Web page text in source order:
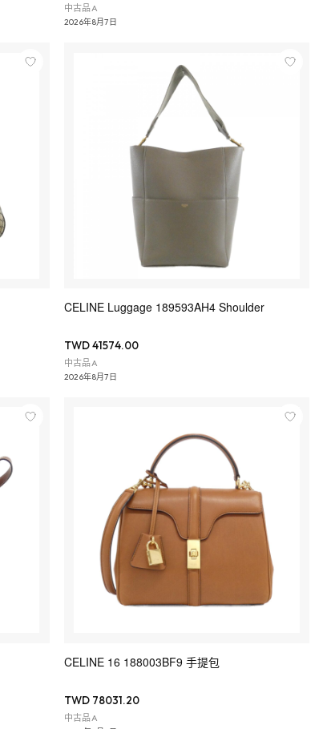
中古品A
2026年8月7日
CELINE Luggage 189593AH4 Shoulder
TWD 41574.00
中古品A
2026年8月7日
CELINE 16 188003BF9 手提包
TWD 78031.20
中古品A